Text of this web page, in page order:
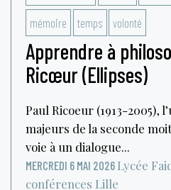
mémoire temps volonté
Apprendre à
Ricœur (Ellipses)
Paul Ricoeur (1913-2005),
majeurs de la seconde
voie à un dialogue...
MERCREDI 6 MAI 2026 Lycée
conférences Lille